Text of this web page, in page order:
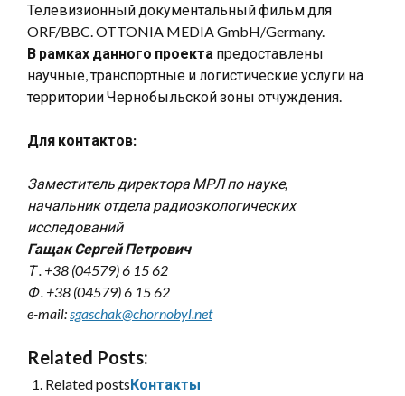
Телевизионный документальный фильм для
ORF/BBC. OTTONIA MEDIA GmbH/Germany.
В рамках данного проекта предоставлены
научные, транспортные и логистические услуги на
территории Чернобыльской зоны отчуждения.
Для контактов:
Заместитель директора МРЛ по науке,
начальник отдела радиоэкологических
исследований
Гащак Сергей Петрович
Т . +38 (04579) 6 15 62
Ф . +38 (04579) 6 15 62
e-mail:sgaschak@chornobyl.net
Related Posts:
Related postsКонтакты